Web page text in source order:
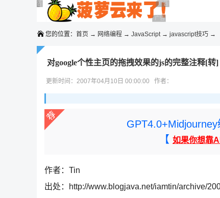
广告 商业广告，理性选择
广告 商业广告，理性选择
广告 商业广告，理性选择
广告 商业广告，理性选择
广告 商业广告，理性选择
您的位置： 首页 → 网络编程 → JavaScript→ javascript技巧 →
对google个性主页的拖拽效果的js的完整注释[转]
更新时间：2007年04月10日 00:00:00 作者：
【 如果你想靠
作者：Tin
出处：http://www.blogjava.net/iamtin/archive/